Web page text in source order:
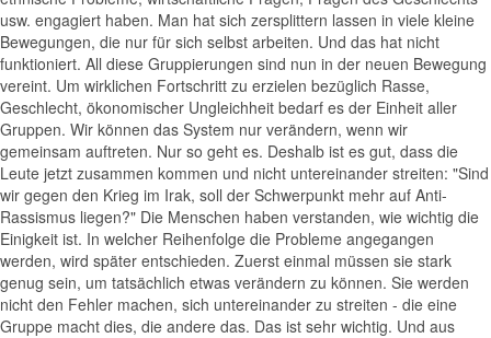
usw. engagiert haben. Man hat sich zersplittern lassen in viele kleine
Bewegungen, die nur für sich selbst arbeiten. Und das hat nicht
funktioniert. All diese Gruppierungen sind nun in der neuen Bewegung
vereint. Um wirklichen Fortschritt zu erzielen bezüglich Rasse,
Geschlecht, ökonomischer Ungleichheit bedarf es der Einheit aller
Gruppen. Wir können das System nur verändern, wenn wir
gemeinsam auftreten. Nur so geht es. Deshalb ist es gut, dass die
Leute jetzt zusammen kommen und nicht untereinander streiten: "Sind
wir gegen den Krieg im Irak, soll der Schwerpunkt mehr auf Anti-
Rassismus liegen?" Die Menschen haben verstanden, wie wichtig die
Einigkeit ist. In welcher Reihenfolge die Probleme angegangen
werden, wird später entschieden. Zuerst einmal müssen sie stark
genug sein, um tatsächlich etwas verändern zu können. Sie werden
nicht den Fehler machen, sich untereinander zu streiten - die eine
Gruppe macht dies, die andere das. Das ist sehr wichtig. Und aus